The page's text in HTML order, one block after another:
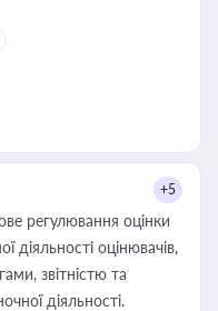
+5
регулювання оцінки
діяльності оцінювачів,
звітністю та
діяльності.